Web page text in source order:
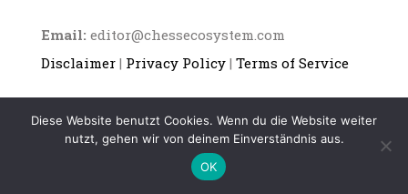
Email: editor@chessecosystem.com
Disclaimer | Privacy Policy | Terms of Service
CHESS ECOSYSTEM
Diese Website benutzt Cookies. Wenn du die Website weiter
nutzt, gehen wir von deinem Einverständnis aus.
OK